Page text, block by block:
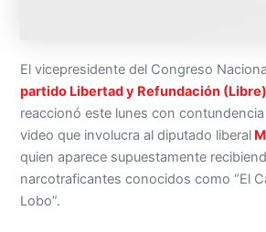
El vicepresidente del Congreso
partido Libertad y Refundación (Libre)
reaccionó este lunes con
video que involucra al diputado liberal
quien aparece supuestamente
narcotraficantes conocidos como “El
Lobo”.